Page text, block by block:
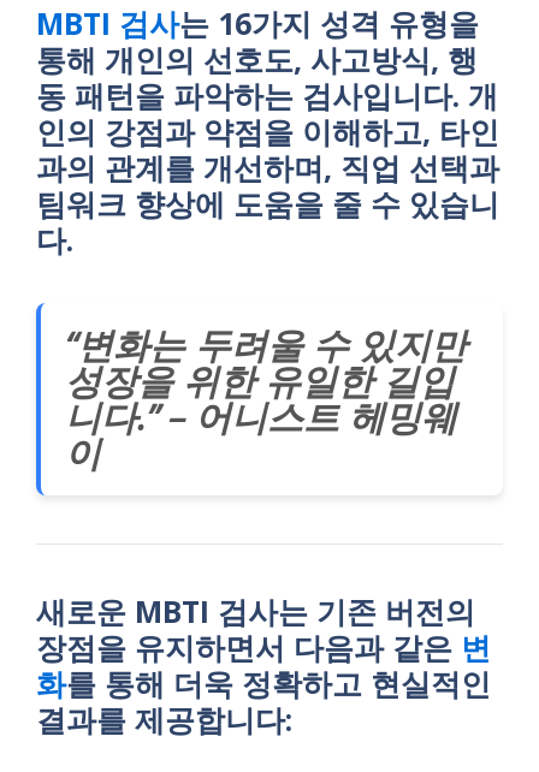
MBTI 검사는 16가지 성격 유형을
통해 개인의 선호도, 사고방식, 행
동 패턴을 파악하는 검사입니다. 개
인의 강점과 약점을 이해하고, 타인
과의 관계를 개선하며, 직업 선택과
팀워크 향상에 도움을 줄 수 있습니
다.
“변화는 두려울 수 있지만
성장을 위한 유일한 길입
니다.” – 어니스트 헤밍웨
이
새로운 MBTI 검사는 기존 버전의
장점을 유지하면서 다음과 같은 변
화를 통해 더욱 정확하고 현실적인
결과를 제공합니다: